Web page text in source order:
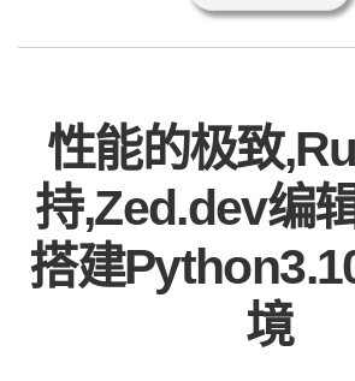
性能的极致
持,Zed.dev编
搭建
境